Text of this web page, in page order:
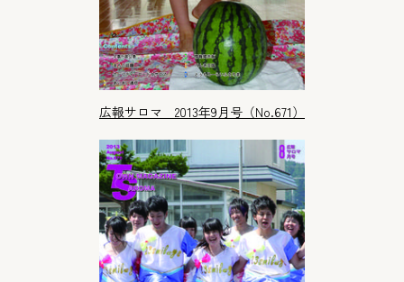
広報サロマ 2013年9月号（No.671）